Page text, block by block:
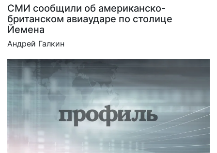
СМИ сообщили об американско-
британском авиаударе по столице
Йемена
Андрей Галкин